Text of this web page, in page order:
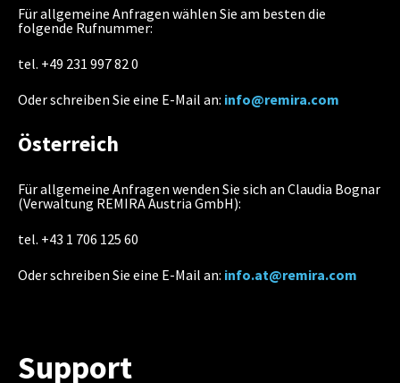
Für allgemeine Anfragen wählen Sie am besten die
folgende Rufnummer:
tel. +49 231 997 82 0
Oder schreiben Sie eine E-Mail an: info@remira.com
Österreich
Für allgemeine Anfragen wenden Sie sich an Claudia Bognar
(Verwaltung REMIRA Austria GmbH):
tel. +43 1 706 125 60
Oder schreiben Sie eine E-Mail an: info.at@remira.com
Support